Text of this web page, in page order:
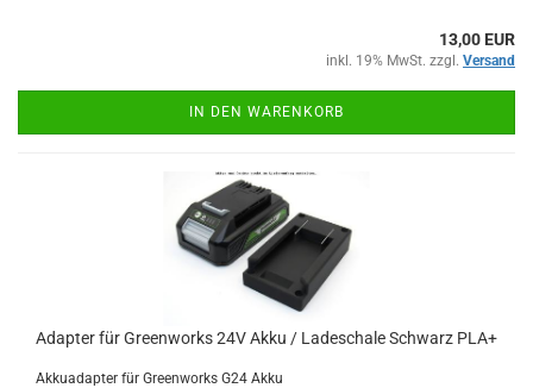
13,00 EUR
inkl. 19% MwSt. zzgl. Versand
IN DEN WARENKORB
Adapter für Greenworks 24V Akku / Ladeschale Schwarz PLA+
Akkuadapter für Greenworks G24 Akku